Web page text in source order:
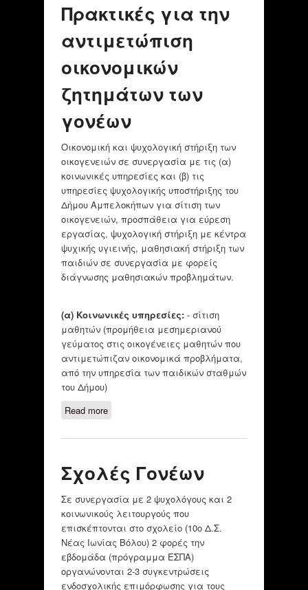
Πρακτικές για την
αντιμετώπιση
οικονομικών
ζητημάτων των
γονέων
Οικονομική και ψυχολογική στήριξη των
οικογενειών σε συνεργασία με τις (α)
κοινωνικές υπηρεσίες και (β) τις
υπηρεσίες ψυχολογικής υποστήριξης του
Δήμου Αμπελοκήπων για σίτιση των
οικογενειών, προσπάθεια για εύρεση
εργασίας, ψυχολογική στήριξη με κέντρα
ψυχικής υγιεινής, μαθησιακή στήριξη των
παιδιών σε συνεργασία με φορείς
διάγνωσης μαθησιακών προβλημάτων.
(α) Κοινωνικές υπηρεσίες:- σίτιση
μαθητών (προμήθεια μεσημεριανού
γεύματος στις οικογένειες μαθητών που
αντιμετώπιζαν οικονομικά προβλήματα,
από την υπηρεσία των παιδικών σταθμών
του Δήμου)
Read moreabout Πρακτικές για την
ζητημάτων των γονέων
Σχολές Γονέων
Σε συνεργασία με 2 ψυχολόγους και 2
κοινωνικούς λειτουργούς που
επισκέπτονται στο σχολείο (10ο Δ.Σ.
Νέας Ιωνίας Βόλου) 2 φορές την
εβδομάδα (πρόγραμμα ΕΣΠΑ)
οργανώνονται 2-3 συγκεντρώσεις
ενδοσχολικής επιμόρφωσης για τους